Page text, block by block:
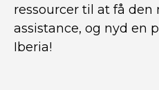
ressourcer til at få den
assistance, og nyd en
Iberia!